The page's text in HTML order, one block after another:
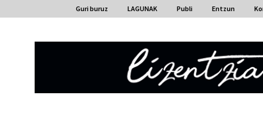
Guri buruz LAGUNAK Publi Entzun